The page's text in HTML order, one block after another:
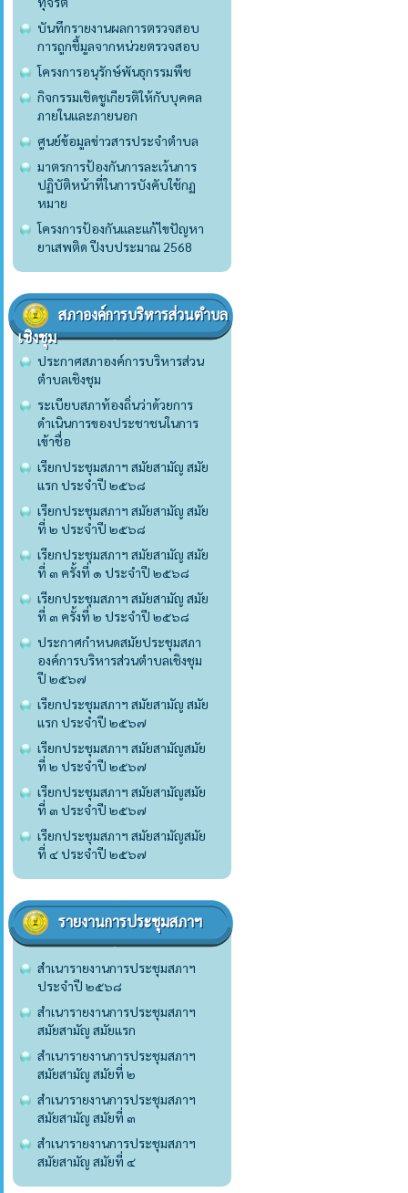
บันทึกรายงานผลการตรวจสอบ
การถูกชี้มูลจากหน่วยตรวจสอบ
โครงการอนุรักษ์พันธุกรรมพืช
กิจกรรมเชิดชูเกียรติให้กับบุคคล
ภายในและภายนอก
ศูนย์ข้อมูลข่าวสารประจำตำบล
มาตรการป้องกันการละเว้นการ
ปฏิบัติหน้าที่ในการบังคับใช้กฏ
หมาย
โครงการป้องกันและแก้ไขปัญหา
ยาเสพติด ปีงบประมาณ 2568
สภาองค์การบริหารส่วนตำบล
เชิงชุม
ประกาศสภาองค์การบริหารส่วน
ตำบลเชิงชุม
ระเบียบสภาท้องถิ่นว่าด้วยการ
ดำเนินการของประชาชนในการ
เข้าชื่อ
เรียกประชุมสภาฯ สมัยสามัญ สมัย
แรก ประจำปี ๒๕๖๘
เรียกประชุมสภาฯ สมัยสามัญ สมัย
ที่ ๒ ประจำปี ๒๕๖๘
เรียกประชุมสภาฯ สมัยสามัญ สมัย
ที่ ๓ ครั้งที่ ๑ ประจำปี ๒๕๖๘
เรียกประชุมสภาฯ สมัยสามัญ สมัย
ที่ ๓ ครั้งที่ ๒ ประจำปี ๒๕๖๘
ประกาศกำหนดสมัยประชุมสภา
องค์การบริหารส่วนตำบลเชิงชุม
ปี ๒๕๖๗
เรียกประชุมสภาฯ สมัยสามัญ สมัย
แรก ประจำปี ๒๕๖๗
เรียกประชุมสภาฯ สมัยสามัญสมัย
ที่ ๒ ประจำปี ๒๕๖๗
เรียกประชุมสภาฯ สมัยสามัญสมัย
ที่ ๓ ประจำปี ๒๕๖๗
เรียกประชุมสภาฯ สมัยสามัญสมัย
ที่ ๔ ประจำปี ๒๕๖๗
รายงานการประชุมสภาฯ
สำเนารายงานการประชุมสภาฯ
ประจำปี ๒๕๖๘
สำเนารายงานการประชุมสภาฯ
สมัยสามัญ สมัยแรก
สำเนารายงานการประชุมสภาฯ
สมัยสามัญ สมัยที่ ๒
สำเนารายงานการประชุมสภาฯ
สมัยสามัญ สมัยที่ ๓
สำเนารายงานการประชุมสภาฯ
สมัยสามัญ สมัยที่ ๔